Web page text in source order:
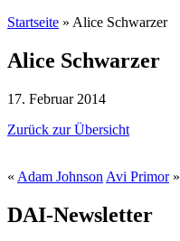
Startseite » Alice Schwarzer
Alice Schwarzer
17. Februar 2014
Zurück zur Übersicht
« Adam Johnson Avi Primor»
DAI-Newsletter